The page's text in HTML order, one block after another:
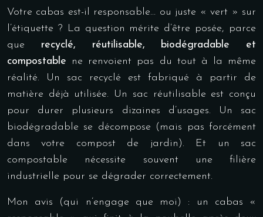
Votre cabas est-il responsable… ou juste « vert » sur
l’étiquette ? La question mérite d’être posée, parce
que recyclé, réutilisable, biodégradable et
compostable ne renvoient pas du tout à la même
réalité. Un sac recyclé est fabriqué à partir de
matière déjà utilisée. Un sac réutilisable est conçu
pour durer plusieurs dizaines d’usages. Un sac
biodégradable se décompose (mais pas forcément
dans votre compost de jardin). Et un sac
compostable nécessite souvent une filière
industrielle pour se dégrader correctement.
Mon avis (qui n’engage que moi) : un cabas «